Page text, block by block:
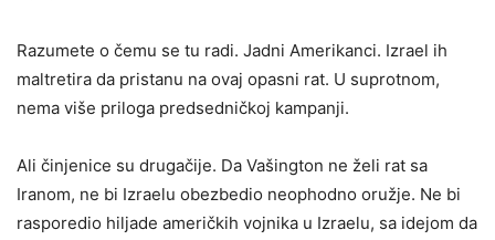
Razumete o čemu se tu radi. Jadni Amerikanci. Izrael ih
maltretira da pristanu na ovaj opasni rat. U suprotnom,
nema više priloga predsedničkoj kampanji.
Ali činjenice su drugačije. Da Vašington ne želi rat sa
Iranom, ne bi Izraelu obezbedio neophodno oružje. Ne bi
rasporedio hiljade američkih vojnika u Izraelu, sa idejom da